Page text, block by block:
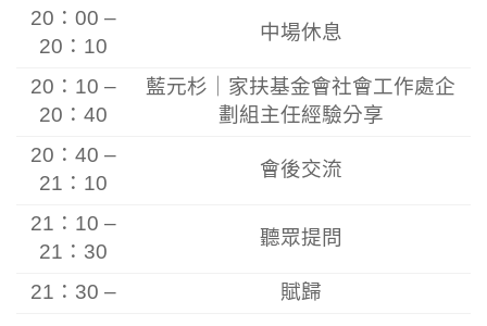
20：00 –
20：10
中場休息
20：10 –
20：40
藍元杉
家扶基金會社會工作處企
劃組主任經驗分享
20：40 –
21：10
會後交流
21：10 –
21：30
聽眾提問
21：30 – 賦歸